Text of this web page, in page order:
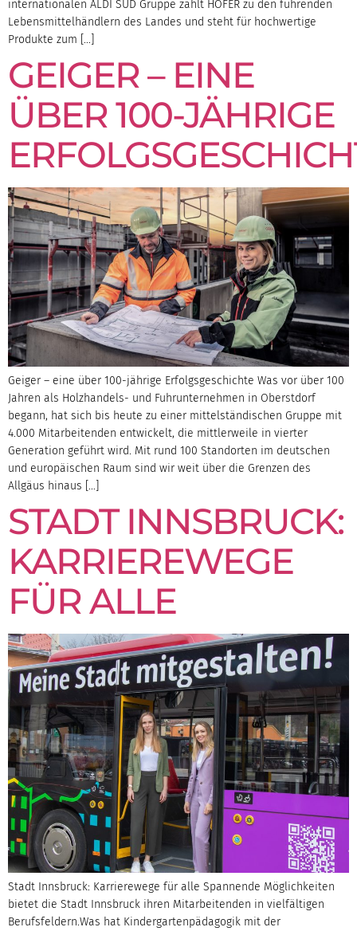
internationalen ALDI SÜD Gruppe zählt HOFER zu den führenden
Lebensmittelhändlern des Landes und steht für hochwertige
Produkte zum […]
GEIGER – EINE
ÜBER 100-JÄHRIGE
Geiger – eine über 100-jährige Erfolgsgeschichte Was vor über 100
Jahren als Holzhandels- und Fuhrunternehmen in Oberstdorf
begann, hat sich bis heute zu einer mittelständischen Gruppe mit
4.000 Mitarbeitenden entwickelt, die mittlerweile in vierter
Generation geführt wird. Mit rund 100 Standorten im deutschen
und europäischen Raum sind wir weit über die Grenzen des
Allgäus hinaus […]
STADT INNSBRUCK:
KARRIEREWEGE
FÜR ALLE
Stadt Innsbruck: Karrierewege für alle Spannende Möglichkeiten
bietet die Stadt Innsbruck ihren Mitarbeitenden in vielfältigen
Berufsfeldern.Was hat Kindergartenpädagogik mit der